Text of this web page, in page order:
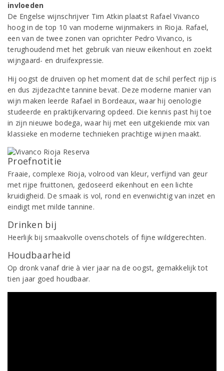
invloeden
De Engelse wijnschrijver Tim Atkin plaatst Rafael Vivanco
hoog in de top 10 van moderne wijnmakers in Rioja. Rafael,
een van de twee zonen van oprichter Pedro Vivanco, is
terughoudend met het gebruik van nieuw eikenhout en zoekt
wijngaard- en druifexpressie.
Hij oogst de druiven op het moment dat de schil perfect rijp is
en dus zijdezachte tannine bevat. Deze moderne manier van
wijn maken leerde Rafael in Bordeaux, waar hij oenologie
studeerde en praktijkervaring opdeed. Die kennis past hij toe
in zijn nieuwe bodega, waar hij met een uitgekiende mix van
klassieke en moderne technieken prachtige wijnen maakt.
Proefnotitie
Fraaie, complexe Rioja, volrood van kleur, verfijnd van geur
met rijpe fruittonen, gedoseerd eikenhout en een lichte
kruidigheid. De smaak is vol, rond en evenwichtig van inzet en
eindigt met milde tannine.
Drinken bij
Heerlijk bij smaakvolle ovenschotels of fijne wildgerechten.
Houdbaarheid
Op dronk vanaf drie à vier jaar na de oogst, gemakkelijk tot
tien jaar goed houdbaar.